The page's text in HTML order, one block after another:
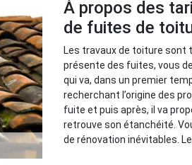
À propos des
de fuites de
Les travaux de toiture sont
présente des fuites, vous
qui va, dans un premier
recherchant l’origine des
fuite et puis après, il va
retrouve son étanchéité.
de rénovation inévitables.